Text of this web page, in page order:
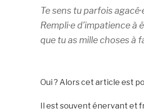
Te sens tu parfois
Rempli·e d’impatience
que tu as mille choses à
Oui ? Alors cet article est
Il est souvent énervant et